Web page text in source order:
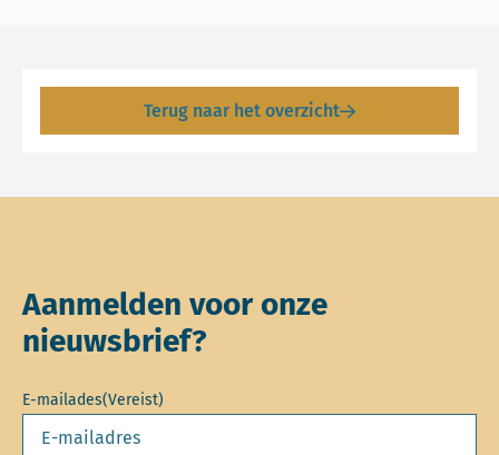
Terug naar het overzicht
Aanmelden voor onze
nieuwsbrief?
E-mailades(Vereist)